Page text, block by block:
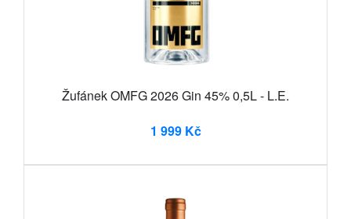
Žufánek OMFG 2026 Gin 45% 0,5L - L.E.
1 999 Kč